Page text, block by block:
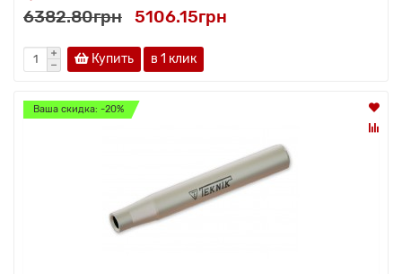
6382.80грн 5106.15грн
Купить в 1 клик
Ваша скидка: -20%